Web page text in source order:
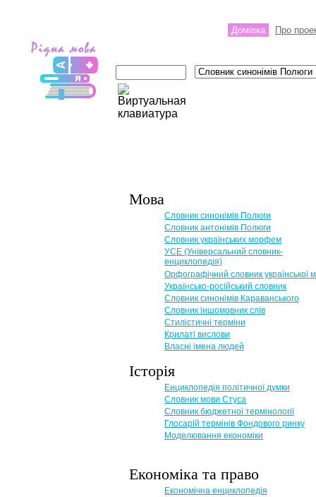
Домівка Про
Мова
Словник синонімів Полюги
Словник антонімів Полюги
Словник українських морфем
УСЕ (Універсальний словник-
енциклопедія)
Орфографічний словник української
Українсько-російський словник
Словник синонімів Караванського
Словник іншомовник слів
Стилістичні терміни
Крилаті вислови
Власні імена людей
Історія
Енциклопедія політичної думки
Словник мови Стуса
Словник бюджетної термінології
Глосарій термінів Фондового ринку
Моделювання економіки
Економіка та право
Eкономічна енциклопедія